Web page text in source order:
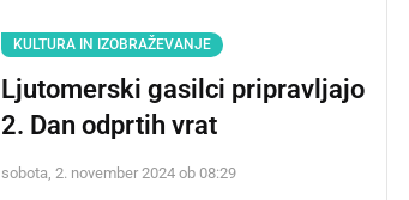
KULTURA IN IZOBRAŽEVANJE
Ljutomerski gasilci pripravljajo
2. Dan odprtih vrat
sobota, 2. november 2024 ob 08:29